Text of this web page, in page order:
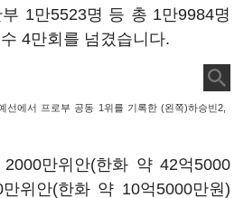
1만5523명 등 총 1만9984명
4만회를 넘겼습니다.
선에서 프로부 공동 1위를 기록한 (왼쪽)하승빈2,
만위안(한화 약 42억5000
위안(한화 약 10억5000만원)